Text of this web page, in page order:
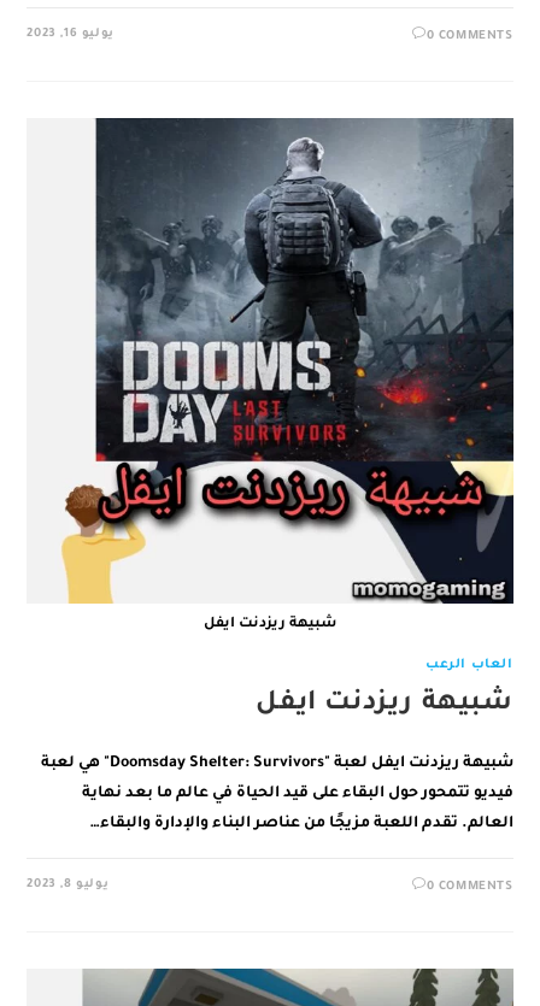
0 COMMENTS يوليو 16, 2023
شبيهة ريزدنت ايفل
العاب الرعب
شبيهة ريزدنت ايفل
شبيهة ريزدنت ايفل لعبة "Doomsday Shelter: Survivors" هي لعبة
فيديو تتمحور حول البقاء على قيد الحياة في عالم ما بعد نهاية
العالم. تقدم اللعبة مزيجًا من عناصر البناء والإدارة والبقاء…
0 COMMENTS يوليو 8, 2023